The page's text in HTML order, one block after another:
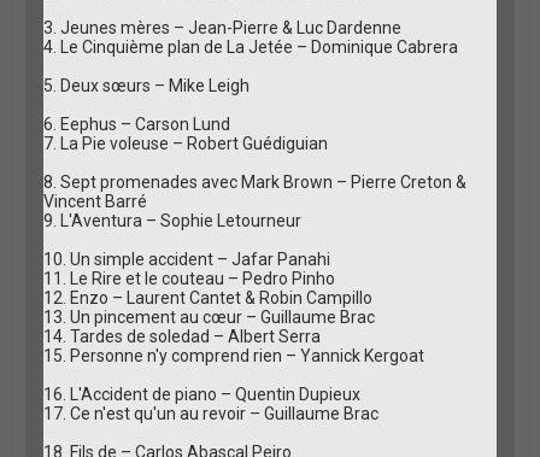
3. Jeunes mères – Jean-Pierre & Luc Dardenne
4. Le Cinquième plan de La Jetée – Dominique Cabrera
5. Deux sœurs – Mike Leigh
6. Eephus – Carson Lund
7. La Pie voleuse – Robert Guédiguian
8. Sept promenades avec Mark Brown – Pierre Creton &
Vincent Barré
9. L'Aventura – Sophie Letourneur
10. Un simple accident – Jafar Panahi
11. Le Rire et le couteau – Pedro Pinho
12. Enzo – Laurent Cantet & Robin Campillo
13. Un pincement au cœur – Guillaume Brac
14. Tardes de soledad – Albert Serra
15. Personne n'y comprend rien – Yannick Kergoat
16. L'Accident de piano – Quentin Dupieux
17. Ce n'est qu'un au revoir – Guillaume Brac
18. Fils de – Carlos Abascal Peiro